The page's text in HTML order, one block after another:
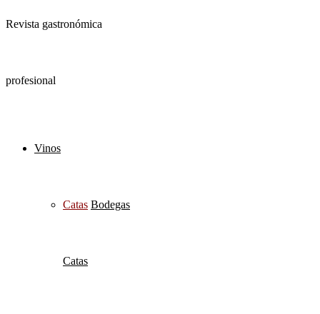
Revista gastronómica
profesional
Vinos
Catas Bodegas
Catas